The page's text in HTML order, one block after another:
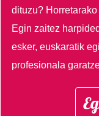
dituzu?
Egin zaitez
esker, euskaratik
profesionala